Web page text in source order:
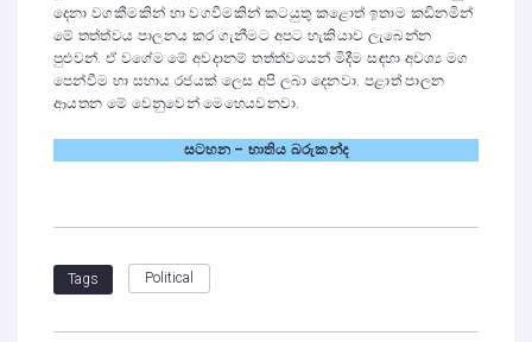
දෙනා වගකීමකින් හා වගවීමකින් කටයුතු කළොත් ඉතාම කඩිනමින්
මේ තත්ත්වය පාලනය කර ගැනීමට අපට හැකියාව ලැබෙන්න
පුළුවන්. ඒ වගේම මේ අවදානම් තත්ත්වයෙන් මිදීම සඳහා අවශ්‍ය මග
පෙන්වීම හා සහාය රජයක් ලෙස අපි ලබා දෙනවා. පළාත් පාලන
ආයතන මේ වෙනුවෙන් මෙහෙයවනවා.
සටහන – භාතිය බරුකන්ද
Tags Political